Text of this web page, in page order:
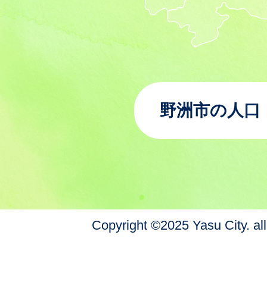
野洲市の人口
Copyright ©2025 Yasu City.